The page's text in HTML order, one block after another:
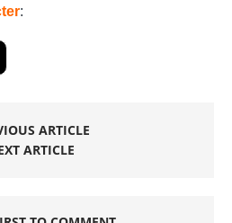
:
ARTICLE
ARTICLE